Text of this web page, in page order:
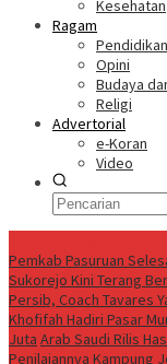
Kesehatan
Ragam
Pendidikan
Opini
Budaya
Religi
Advertorial
e-Koran
Video
Pemkab Pasuruan
Sukorejo Kini Terang
Persib, Coach Tavares
Khofifah Hadiri Pasar
Juta Arab Saudi Rilis
Penilaiannya Kampung